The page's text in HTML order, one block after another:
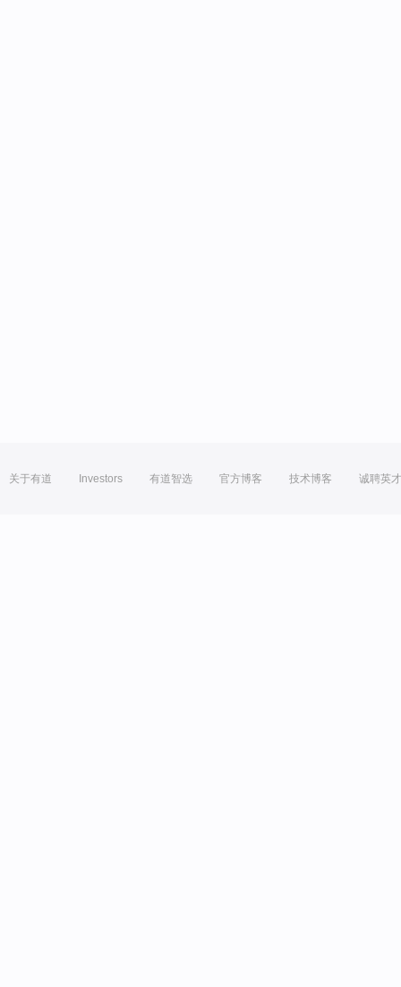
关于有道 Investors 有道智选 官方博客 技术博客 诚聘英才